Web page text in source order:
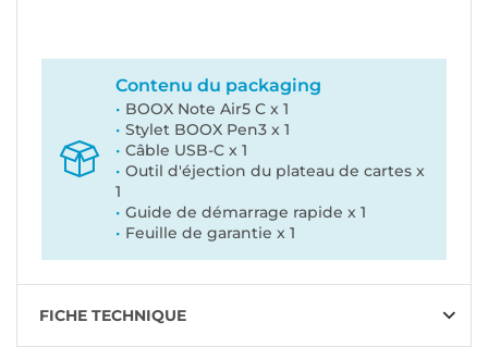
Contenu du packaging
BOOX Note Air5 C x 1
Stylet BOOX Pen3 x 1
Câble USB-C x 1
Outil d'éjection du plateau de cartes x
1
Guide de démarrage rapide x 1
Feuille de garantie x 1
FICHE TECHNIQUE